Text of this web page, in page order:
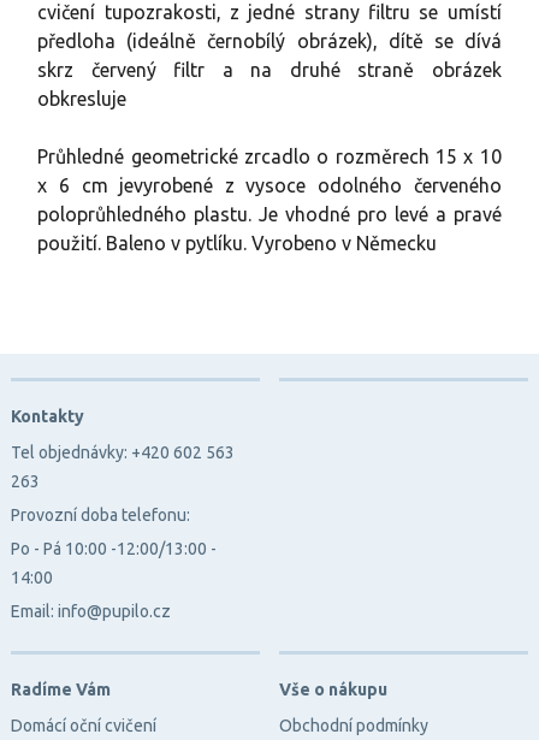
cvičení tupozrakosti, z jedné strany filtru se umístí
předloha (ideálně černobílý obrázek), dítě se dívá
skrz červený filtr a na druhé straně obrázek
obkresluje
Průhledné geometrické zrcadlo o rozměrech 15 x 10
x 6 cm jevyrobené z vysoce odolného červeného
poloprůhledného plastu. Je vhodné pro levé a pravé
použití. Baleno v pytlíku. Vyrobeno v Německu
Kontakty
Tel objednávky: +420 602 563
263
Provozní doba telefonu:
Po - Pá 10:00 -12:00/13:00 -
14:00
Email: info@pupilo.cz
Vše o nákupu
Obchodní podmínky
Radíme Vám
Domácí oční cvičení